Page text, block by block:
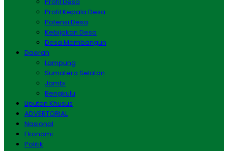
Profil Kepala Desa
Potensi Desa
Kebijakan Desa
Desa Membangun
Daerah
Lampung
Sumatera Selatan
Jambi
Bengkulu
Liputan Khusus
ADVERTORIAL
Nasional
Ekonomi
Politik